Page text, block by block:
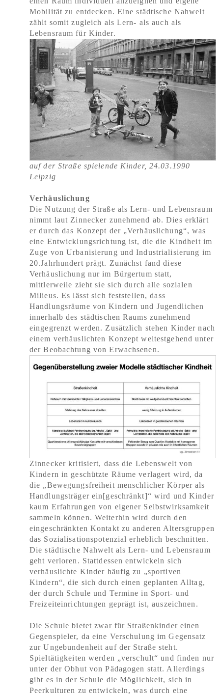
Mobilität zu entdecken. Eine städtische Nahwelt
zählt somit zugleich als Lern- als auch als
Lebensraum für Kinder.
auf der Straße spielende Kinder, 24.03.1990
Leipzig
Verhäuslichung
Die Nutzung der Straße als Lern- und Lebensraum
nimmt laut Zinnecker zunehmend ab. Dies erklärt
er durch das Konzept der „Verhäuslichung“, was
eine Entwicklungsrichtung ist, die die Kindheit im
Zuge von Urbanisierung und Industrialisierung im
20.Jahrhundert prägt. Zunächst fand diese
Verhäuslichung nur im Bürgertum statt,
mittlerweile zieht sie sich durch alle sozialen
Milieus. Es lässt sich feststellen, dass
Handlungsräume von Kindern und Jugendlichen
innerhalb des städtischen Raums zunehmend
eingegrenzt werden. Zusätzlich stehen Kinder nach
einem verhäuslichten Konzept weitestgehend unter
der Beobachtung von Erwachsenen.
Zinnecker kritisiert, dass die Lebenswelt von
Kindern in geschützte Räume verlagert wird, da
die „Bewegungsfreiheit menschlicher Körper als
Handlungsträger ein[geschränkt]“ wird und Kinder
kaum Erfahrungen von eigener Selbstwirksamkeit
sammeln können. Weiterhin wird durch den
eingeschränkten Kontakt zu anderen Altersgruppen
das Sozialisationspotenzial erheblich beschnitten.
Die städtische Nahwelt als Lern- und Lebensraum
geht verloren. Stattdessen entwickeln sich
verhäuslichte Kinder häufig zu „sportiven
Kindern“, die sich durch einen geplanten Alltag,
der durch Schule und Termine in Sport- und
Freizeiteinrichtungen geprägt ist, auszeichnen.
Die Schule bietet zwar für Straßenkinder einen
Gegenspieler, da eine Verschulung im Gegensatz
zur Ungebundenheit auf der Straße steht.
Spieltätigkeiten werden „verschult“ und finden nur
unter der Obhut von Pädagogen statt. Allerdings
gibt es in der Schule die Möglichkeit, sich in
Peerkulturen zu entwickeln, was durch eine